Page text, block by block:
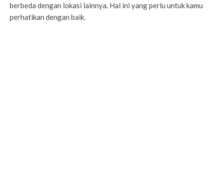
berbeda dengan lokasi lainnya. Hal ini yang perlu untuk kamu
perhatikan dengan baik.